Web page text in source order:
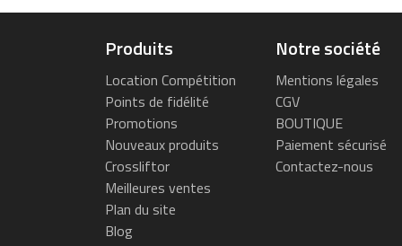
Produits
Location Compétition
Points de fidélité
Promotions
Nouveaux produits
Crossliftor
Meilleures ventes
Plan du site
Blog
Notre société
Mentions légales
CGV
BOUTIQUE
Paiement sécurisé
Contactez-nous